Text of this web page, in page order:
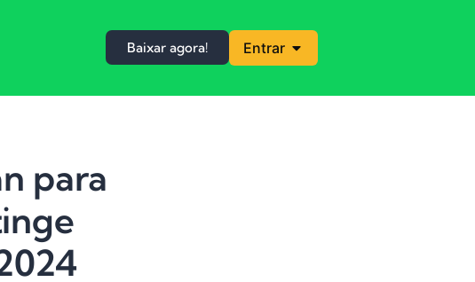
Baixar agora! Entrar
para